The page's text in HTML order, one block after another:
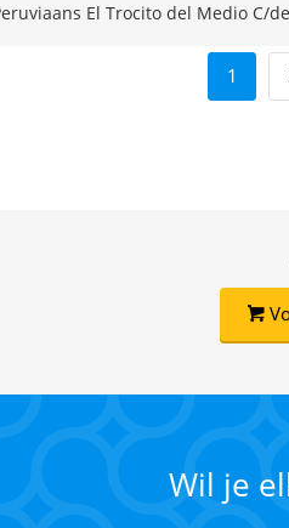
El Trocito del Medio C/
1
Wil je